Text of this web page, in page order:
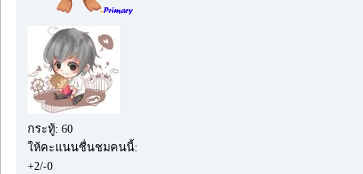
กระทู้: 60
ให้คะแนนชื่นชมคนนี้:
+2/-0